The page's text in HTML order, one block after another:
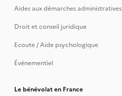
Aides aux démarches administratives
Droit et conseil juridique
Ecoute / Aide psychologique
Événementiel
Le bénévolat en France